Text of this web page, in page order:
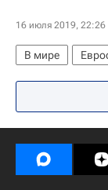
16 июля 2019, 22:26
В мире
Госдума РФ